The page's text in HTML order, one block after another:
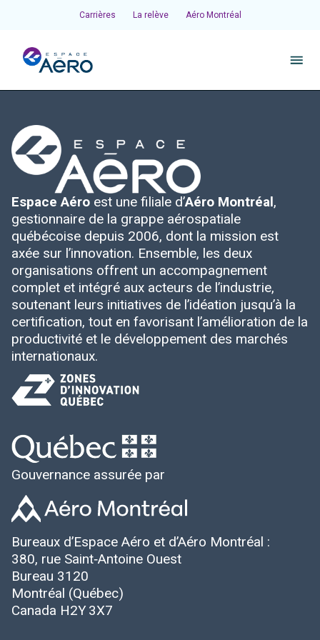
Carrières La relève Aéro Montréal
Pôles et chantiers
Initiatives
Écosystème
Publications et événements
Espace Aéro est une filiale d’Aéro Montréal,
gestionnaire de la grappe aérospatiale
québécoise depuis 2006, dont la mission est
axée sur l’innovation. Ensemble, les deux
organisations offrent un accompagnement
complet et intégré aux acteurs de l’industrie,
soutenant leurs initiatives de l’idéation jusqu’à la
certification, tout en favorisant l’amélioration de la
productivité et le développement des marchés
internationaux.
Gouvernance assurée par
Bureaux d’Espace Aéro et d’Aéro Montréal :
380, rue Saint‑Antoine Ouest
Bureau 3120
Montréal (Québec)
Canada H2Y 3X7